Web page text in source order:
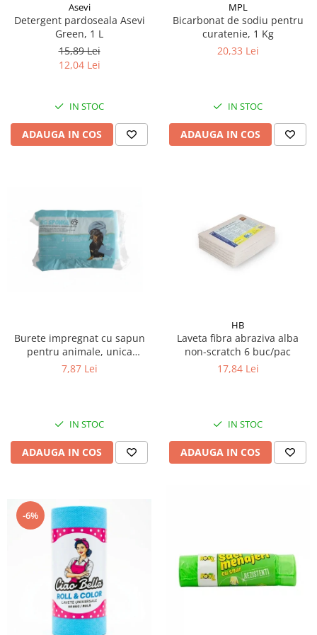
Asevi
Detergent pardoseala Asevi
Green, 1 L
15,89 Lei
12,04 Lei
IN STOC
ADAUGA IN COS
MPL
Bicarbonat de sodiu pentru
curatenie, 1 Kg
20,33 Lei
IN STOC
ADAUGA IN COS
Burete impregnat cu sapun
pentru animale, unica
folosinta,10 buc/ pachet
7,87 Lei
IN STOC
ADAUGA IN COS
HB
Laveta fibra abraziva alba
non-scratch 6 buc/pac
17,84 Lei
IN STOC
ADAUGA IN COS
-6%